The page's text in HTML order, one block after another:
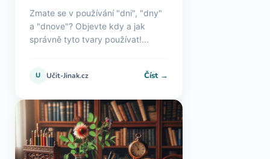
Zmate se v používání "dni", "dny"
a "dnove"? Objevte kdy a jak
správně tyto tvary používat!...
U Učit-Jinak.cz Číst →